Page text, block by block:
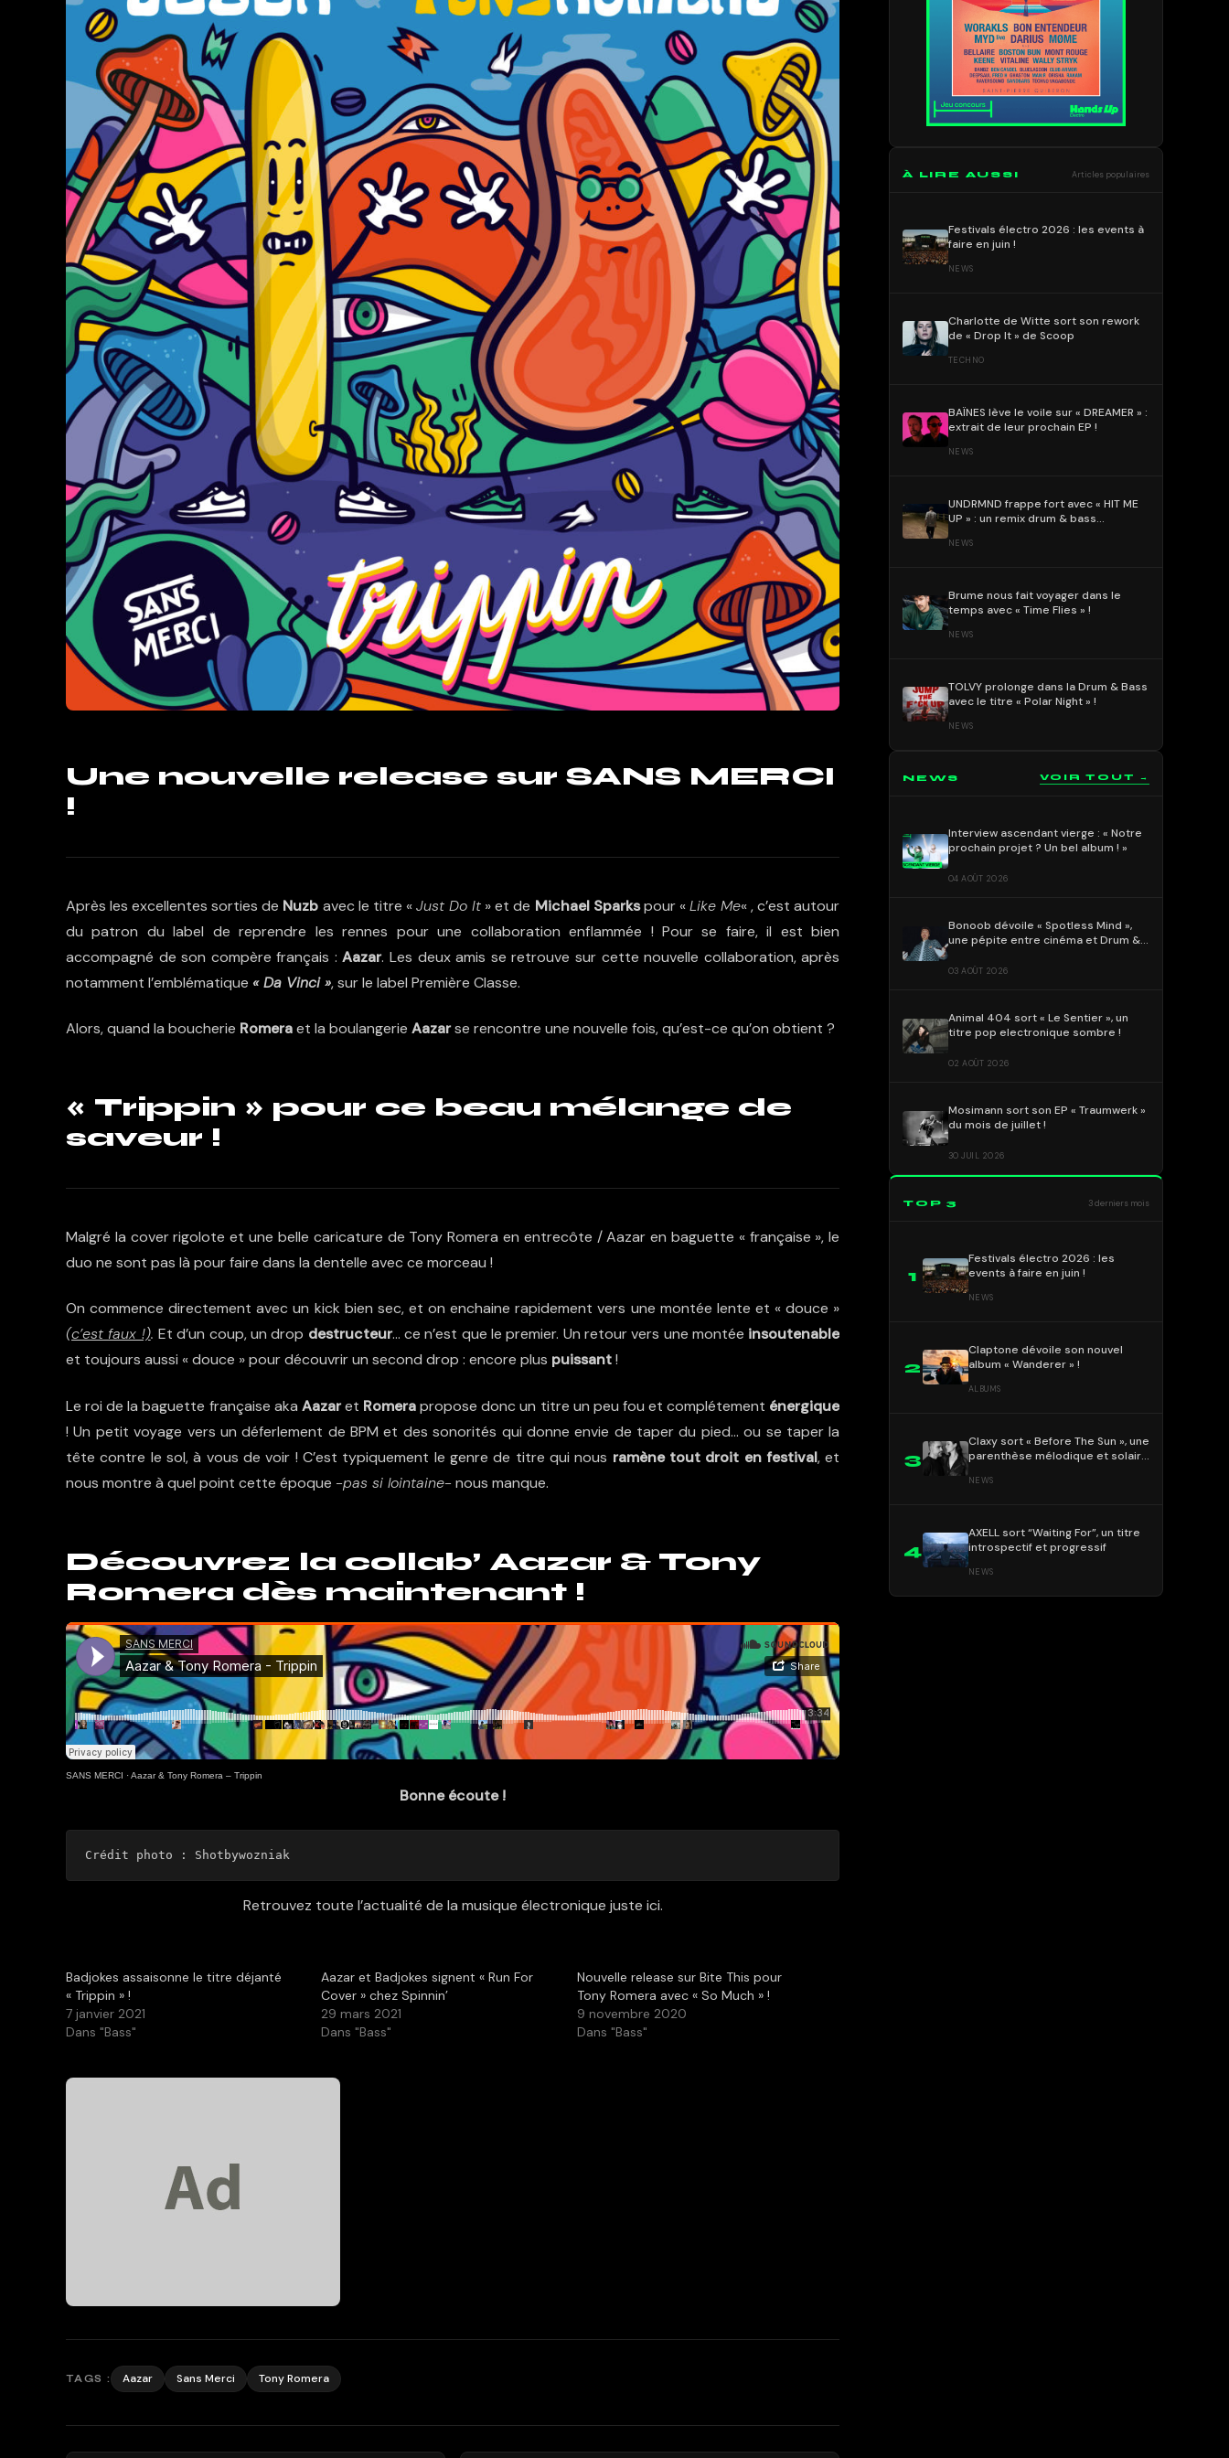
Une nouvelle release sur SANS MERCI
!
Après les excellentes sorties de Nuzb avec le titre «Just Do It » et de Michael Sparkspour «Like Me« , c’est autour
du patron du label de reprendre les rennes pour une collaboration enflammée ! Pour se faire, il est bien
accompagné de son compère français :Aazar. Les deux amis se retrouve sur cette nouvelle collaboration, après
notamment l’emblématique « Da Vinci », sur le label Première Classe.
Alors, quand la boucherie Romeraet la boulangerie Aazarse rencontre une nouvelle fois, qu’est-ce qu’on obtient ?
« Trippin » pour ce beau mélange de
saveur !
Malgré la cover rigolote et une belle caricature de Tony Romera en entrecôte / Aazar en baguette « française », le
duo ne sont pas là pour faire dans la dentelle avec ce morceau !
On commence directement avec un kick bien sec, et on enchaine rapidement vers une montée lente et « douce »
(c’est faux !).Et d’un coup, un drop destructeur… ce n’est que le premier. Un retour vers une montée insoutenable
et toujours aussi « douce » pour découvrir un second drop : encore plus puissant!
Le roi de la baguette française aka Aazaret Romerapropose donc un titre un peu fou et complétement énergique
! Un petit voyage vers un déferlement de BPM et des sonorités qui donne envie de taper du pied… ou se taper la
tête contre le sol, à vous de voir ! C’est typiquement le genre de titre qui nous ramène tout droit en festival, et
nous montre à quel point cette époque -pas si lointaine-nous manque.
Découvrez la collab’ Aazar & Tony
Romera dès maintenant !
SANS MERCI ·Aazar & Tony Romera – Trippin
Bonne écoute !
Crédit photo : Shotbywozniak
Retrouvez toute l’actualité de la musique électronique juste ici.
Badjokes assaisonne le titre déjanté
« Trippin » !
7 janvier 2021
Dans "Bass"
Aazar et Badjokes signent « Run For
Cover » chez Spinnin’
29 mars 2021
Dans "Bass"
Nouvelle release sur Bite This pour
Tony Romera avec « So Much » !
9 novembre 2020
Dans "Bass"
TAGS : Aazar Sans Merci Tony Romera
À LIRE AUSSI Articles populaires
Festivals électro 2026 : les events à
faire en juin !
NEWS
Charlotte de Witte sort son rework
de « Drop It » de Scoop
TECHNO
BAÏNES lève le voile sur « DREAMER » :
extrait de leur prochain EP !
NEWS
UNDRMND frappe fort avec « HIT ME
UP » : un remix drum & bass
NEWS
Brume nous fait voyager dans le
temps avec « Time Flies » !
NEWS
TOLVY prolonge dans la Drum & Bass
avec le titre « Polar Night » !
NEWS
NEWS VOIR TOUT →
Interview ascendant vierge : « Notre
prochain projet ? Un bel album ! »
04 AOÛT 2026
Bonoob dévoile « Spotless Mind »,
une pépite entre cinéma et Drum &
03 AOÛT 2026
Animal 404 sort « Le Sentier », un
titre pop electronique sombre !
02 AOÛT 2026
Mosimann sort son EP « Traumwerk »
du mois de juillet !
30 JUIL 2026
TOP 3 3 derniers mois
1
Festivals électro 2026 : les
events à faire en juin !
NEWS
2
Claptone dévoile son nouvel
album « Wanderer » !
ALBUMS
3
Claxy sort « Before The Sun », une
parenthèse mélodique et solaire
NEWS
4
AXELL sort “Waiting For”, un titre
introspectif et progressif
NEWS